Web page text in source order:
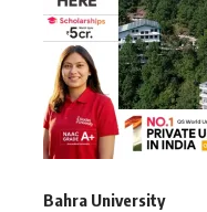
Bahra University